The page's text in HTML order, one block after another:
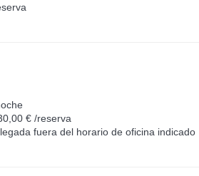
€ /reserva
fuera del horario de oficina indicado